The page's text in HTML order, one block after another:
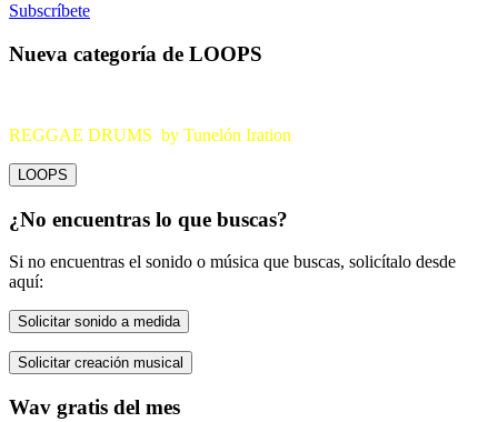
Subscríbete
Nueva categoría de LOOPS
REGGAE DRUMS by Tunelón Iration
LOOPS
¿No encuentras lo que buscas?
Si no encuentras el sonido o música que buscas, solicítalo desde
aquí:
Solicitar sonido a medida
Solicitar creación musical
Wav gratis del mes